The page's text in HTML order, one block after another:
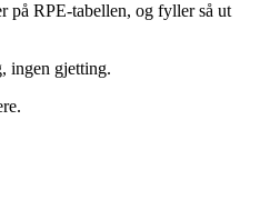
på RPE-tabellen, og fyller så ut
ingen gjetting.